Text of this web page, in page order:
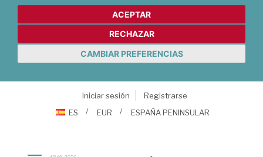
ACEPTAR
RECHAZAR
CAMBIAR PREFERENCIAS
Iniciar sesión
Registrarse
ES
EUR ESPAÑA PENINSULAR